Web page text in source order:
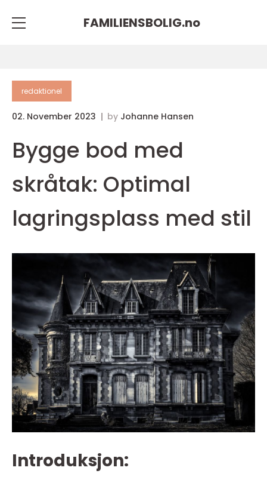
FAMILIENSBOLIG.no
redaktionel
02. November 2023 by Johanne Hansen
Bygge bod med
skråtak: Optimal
lagringsplass med stil
Introduksjon: